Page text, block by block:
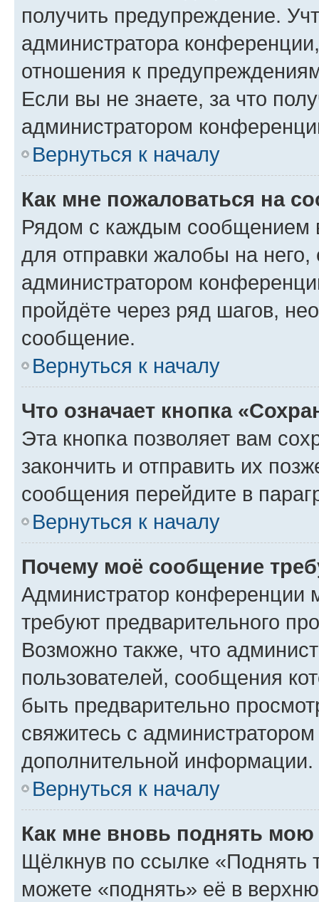
получить предупреждение.
администратора
отношения к
Если вы не знаете, за что
администратором
Вернуться к началу
Как мне пожаловаться на
Рядом с каждым сообщением
для отправки жалобы на
администратором
пройдёте через ряд шагов,
сообщение.
Вернуться к началу
Что означает кнопка
Эта кнопка позволяет вам
закончить и отправить их
сообщения перейдите в
Вернуться к началу
Почему моё сообщение
Администратор конференции
требуют предварительного
Возможно также, что
пользователей, сообщения
быть предварительно
свяжитесь с
дополнительной информации.
Вернуться к началу
Как мне вновь поднять мою
Щёлкнув по ссылке «Поднять
можете «поднять» её в